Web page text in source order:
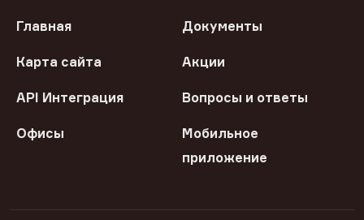
Главная Документы
Карта сайта Акции
API Интеграция Вопросы и ответы
Офисы
Мобильное
приложение